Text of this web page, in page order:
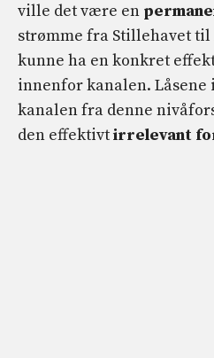
ville det være en
strømme fra Stillehavet
kunne ha en konkret
innenfor kanalen.
kanalen fra denne
den effektivtirrelevant